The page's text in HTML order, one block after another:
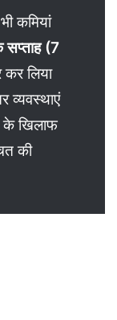
कमियां
सप्ताह (7
कर लिया
व्यवस्थाएं
के खिलाफ
की